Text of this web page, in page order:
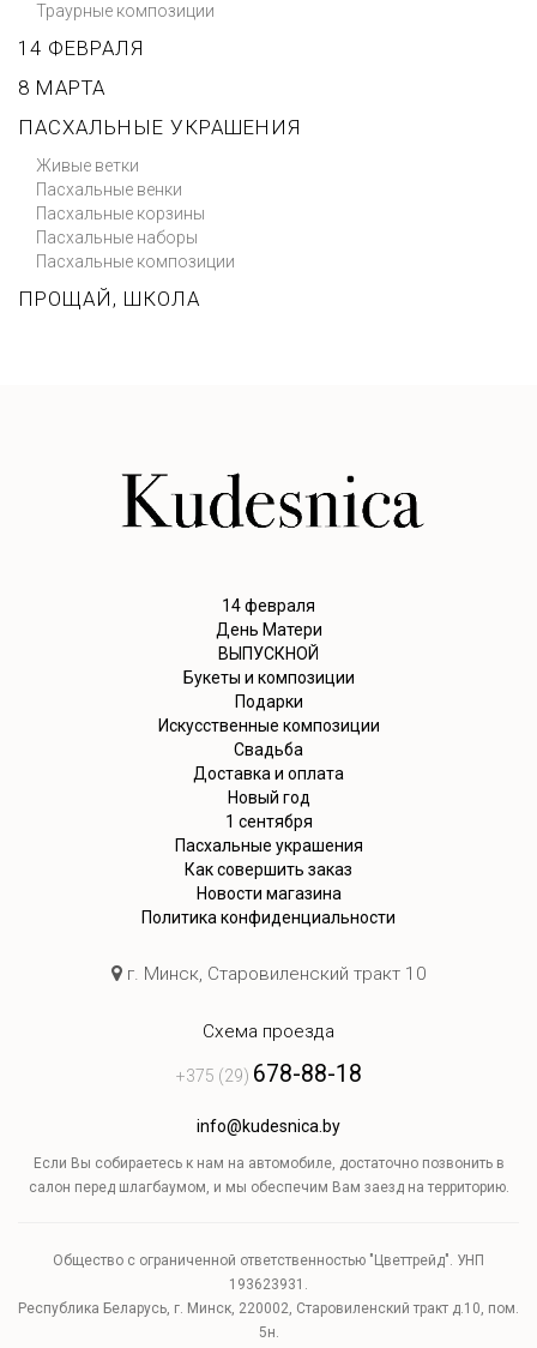
Траурные композиции
14 ФЕВРАЛЯ
8 МАРТА
ПАСХАЛЬНЫЕ УКРАШЕНИЯ
Живые ветки
Пасхальные венки
Пасхальные корзины
Пасхальные наборы
Пасхальные композиции
ПРОЩАЙ, ШКОЛА
14 февраля
День Матери
ВЫПУСКНОЙ
Букеты и композиции
Подарки
Искусственные композиции
Свадьба
Доставка и оплата
Новый год
1 сентября
Пасхальные украшения
Как совершить заказ
Новости магазина
Политика конфиденциальности
г. Минск, Старовиленский тракт 10
Схема проезда
+375 (29) 678-88-18
info@kudesnica.by
Если Вы собираетесь к нам на автомобиле, достаточно позвонить в
салон перед шлагбаумом, и мы обеспечим Вам заезд на территорию.
Общество с ограниченной ответственностью "Цветтрейд". УНП
193623931.
Республика Беларусь, г. Минск, 220002, Старовиленский тракт д.10, пом.
5н.